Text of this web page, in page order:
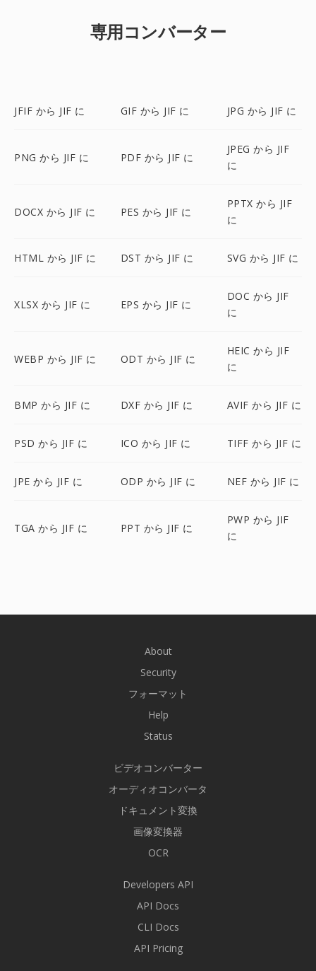
専用コンバーター
JFIF から JIF に GIF から JIF に JPG から JIF に
PNG から JIF に PDF から JIF に
JPEG から JIF
に
DOCX から JIF に PES から JIF に
PPTX から JIF
に
HTML から JIF に DST から JIF に SVG から JIF に
XLSX から JIF に EPS から JIF に
DOC から JIF
に
WEBP から JIF に ODT から JIF に
HEIC から JIF
に
BMP から JIF に DXF から JIF に AVIF から JIF に
PSD から JIF に ICO から JIF に TIFF から JIF に
JPE から JIF に ODP から JIF に NEF から JIF に
TGA から JIF に PPT から JIF に
PWP から JIF
に
About
Security
フォーマット
Help
Status
ビデオコンバーター
オーディオコンバータ
ドキュメント変換
画像変換器
OCR
Developers API
API Docs
CLI Docs
API Pricing